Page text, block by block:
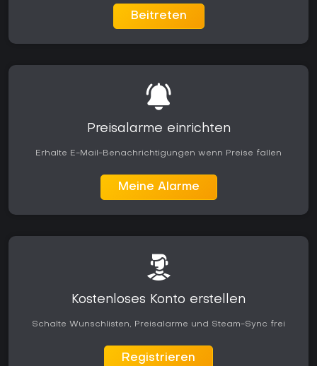
Beitreten
Preisalarme einrichten
Erhalte E-Mail-Benachrichtigungen wenn Preise fallen
Meine Alarme
Kostenloses Konto erstellen
Schalte Wunschlisten, Preisalarme und Steam-Sync frei
Registrieren